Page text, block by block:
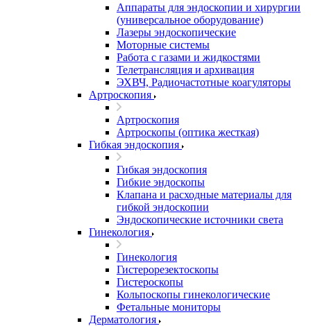
Аппараты для эндоскопии и хирургии
(универсальное оборудование)
Лазеры эндоскопические
Моторные системы
Работа с газами и жидкостями
Телетрансляция и архивация
ЭХВЧ, Радиочастотные коагуляторы
Артроскопия
Артроскопия
Артроскопы (оптика жесткая)
Гибкая эндоскопия
Гибкая эндоскопия
Гибкие эндоскопы
Клапана и расходные материалы для
гибкой эндоскопии
Эндоскопические источники света
Гинекология
Гинекология
Гистерорезектоскопы
Гистероскопы
Кольпоскопы гинекологические
Фетальные мониторы
Дерматология